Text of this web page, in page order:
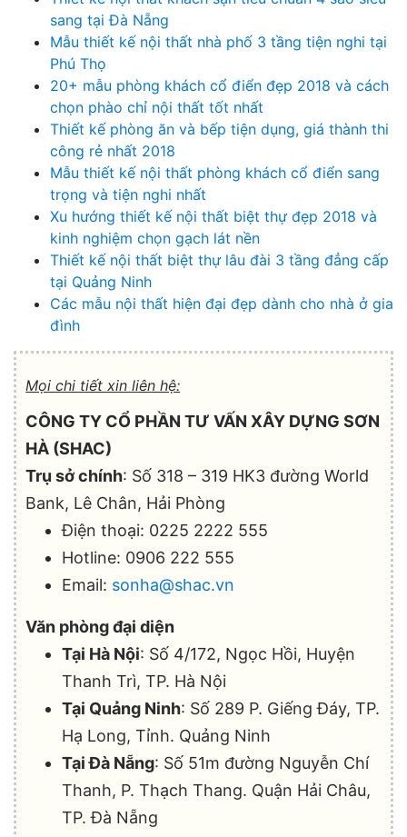
sang tại Đà Nẵng
Mẫu thiết kế nội thất nhà phố 3 tầng tiện nghi tại
Phú Thọ
20+ mẫu phòng khách cổ điển đẹp 2018 và cách
chọn phào chỉ nội thất tốt nhất
Thiết kế phòng ăn và bếp tiện dụng, giá thành thi
công rẻ nhất 2018
Mẫu thiết kế nội thất phòng khách cổ điển sang
trọng và tiện nghi nhất
Xu hướng thiết kế nội thất biệt thự đẹp 2018 và
kinh nghiệm chọn gạch lát nền
Thiết kế nội thất biệt thự lâu đài 3 tầng đẳng cấp
tại Quảng Ninh
Các mẫu nội thất hiện đại đẹp dành cho nhà ở gia
đình
Mọi chi tiết xin liên hệ:
CÔNG TY CỔ PHẦN TƯ VẤN XÂY DỰNG SƠN
HÀ (SHAC)
Trụ sở chính: Số 318 – 319 HK3 đường World
Bank, Lê Chân, Hải Phòng
Điện thoại: 0225 2222 555
Hotline: 0906 222 555
Email: sonha@shac.vn
Văn phòng đại diện
Tại Hà Nội: Số 4/172, Ngọc Hồi, Huyện
Thanh Trì, TP. Hà Nội
Tại Quảng Ninh: Số 289 P. Giếng Đáy, TP.
Hạ Long, Tỉnh. Quảng Ninh
Tại Đà Nẵng: Số 51m đường Nguyễn Chí
Thanh, P. Thạch Thang. Quận Hải Châu,
TP. Đà Nẵng